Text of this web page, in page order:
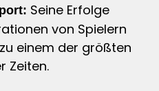
Seine Erfolge
von Spielern
einem der größten
Zeiten.